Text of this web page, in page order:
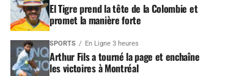
El Tigre prend la tête de la Colombie et
promet la manière forte
SPORTS En Ligne 3 heures
Arthur Fils a tourné la page et enchaîne
les victoires à Montréal